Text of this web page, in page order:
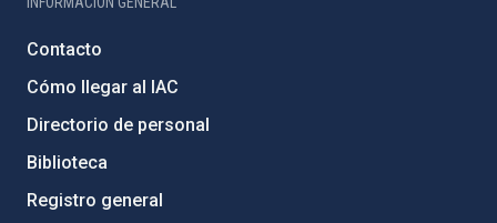
Contacto
Cómo llegar al IAC
Directorio de personal
Biblioteca
Registro general